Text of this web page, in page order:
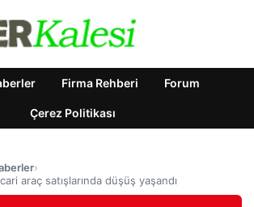
Firma Rehberi Forum
Çerez Politikası
›
araç satışlarında düşüş yaşandı